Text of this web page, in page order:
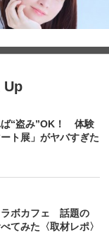
Up
ば“盗み”OK！ 体験
ト展」がヤバすぎた
ラボカフェ 話題の
てみた〈取材レポ〉